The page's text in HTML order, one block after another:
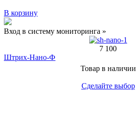
В корзину
Вход в систему мониторинга »
7 100
Штрих-Нано-Ф
Товар в наличии
Сделайте выбор